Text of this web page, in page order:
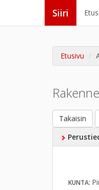
Siiri
Etusivu
Takaisin
KUNTA: